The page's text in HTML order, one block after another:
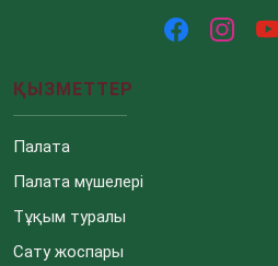
ҚЫЗМЕТТЕР
Палата
Палата мүшелері
Тұқым туралы
Сату жоспары